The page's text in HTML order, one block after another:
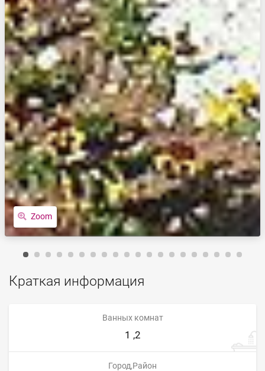
Zoom
Краткая информация
Ванных комнат
1 ,2
Город,Район